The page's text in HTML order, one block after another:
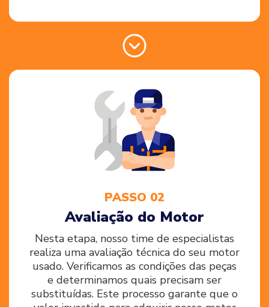
PASSO 02
Avaliação do Motor
Nesta etapa, nosso time de especialistas
realiza uma avaliação técnica do seu motor
usado. Verificamos as condições das peças
e determinamos quais precisam ser
substituídas. Este processo garante que o